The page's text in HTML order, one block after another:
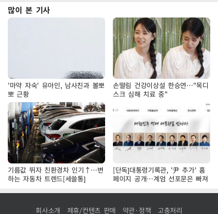
많이 본 기사
'마약 자숙' 유아인, 남사친과 볼뽀
뽀 근황
손떨림 건강이상설 한승연…"목디
스크 심해 치료 중"
기름값 뛰자 친환경차 인기↑…변
하는 자동차 트렌드[세쓸통]
[단독]대통령기록관, '尹 추가' 홈
페이지 공개…계엄 선포문은 빠져
회사소개 제휴/컨텐츠 판매 약관·정책 고충처리